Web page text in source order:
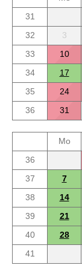
31
32
3
33
10
34
17
35
24
36
31
Mo
36
37
7
38
14
39
21
40
28
41